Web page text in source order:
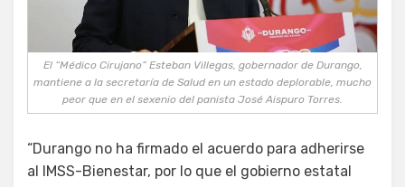
El “Médico Cirujano” Esteban Villegas, gobernador de Durango,
mantiene a la secretaría de Salud en un estado deplorable, mucho
peor que en el sexenio del panista José Aispuro Torres.
“Durango no ha firmado el acuerdo para adherirse
al IMSS-Bienestar, por lo que el gobierno estatal